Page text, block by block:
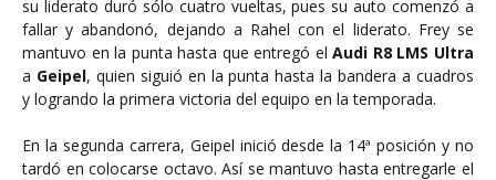
su liderato duró sólo cuatro vueltas, pues su auto comenzó a
fallar y abandonó, dejando a Rahel con el liderato. Frey se
mantuvo en la punta hasta que entregó elAudi R8 LMS Ultra
a Geipel, quien siguió en la punta hasta la bandera a cuadros
y logrando la primera victoria del equipo en la temporada.
En la segunda carrera, Geipel inició desde la 14ª posición y no
tardó en colocarse octavo. Así se mantuvo hasta entregarle el